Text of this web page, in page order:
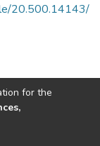
20.500.14143/
for the